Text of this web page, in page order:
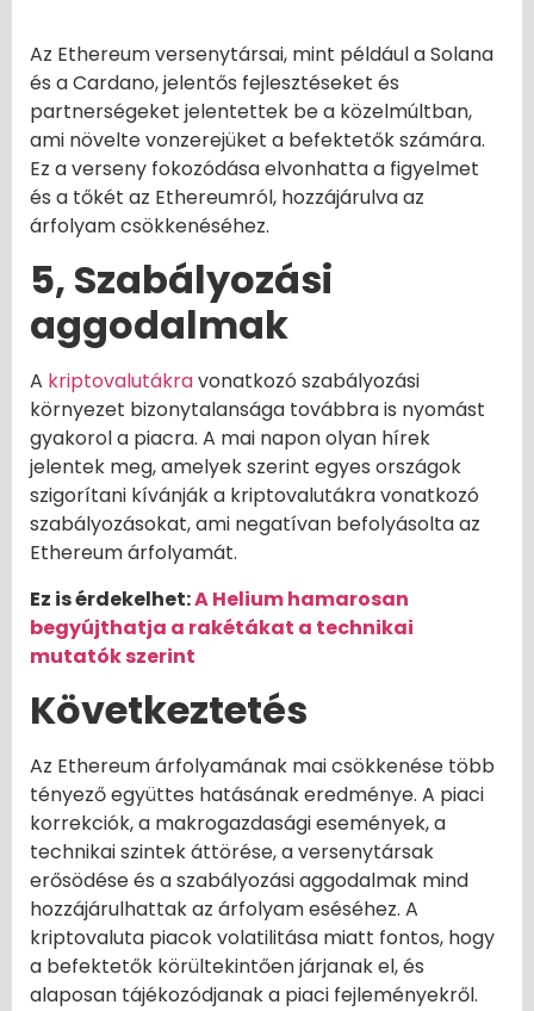
Az Ethereum versenytársai, mint például a Solana
és a Cardano, jelentős fejlesztéseket és
partnerségeket jelentettek be a közelmúltban,
ami növelte vonzerejüket a befektetők számára.
Ez a verseny fokozódása elvonhatta a figyelmet
és a tőkét az Ethereumról, hozzájárulva az
árfolyam csökkenéséhez.
5, Szabályozási
aggodalmak
A kriptovalutákravonatkozó szabályozási
környezet bizonytalansága továbbra is nyomást
gyakorol a piacra. A mai napon olyan hírek
jelentek meg, amelyek szerint egyes országok
szigorítani kívánják a kriptovalutákra vonatkozó
szabályozásokat, ami negatívan befolyásolta az
Ethereum árfolyamát.
Ez is érdekelhet:A Helium hamarosan
begyújthatja a rakétákat a technikai
mutatók szerint
Következtetés
Az Ethereum árfolyamának mai csökkenése több
tényező együttes hatásának eredménye. A piaci
korrekciók, a makrogazdasági események, a
technikai szintek áttörése, a versenytársak
erősödése és a szabályozási aggodalmak mind
hozzájárulhattak az árfolyam eséséhez. A
kriptovaluta piacok volatilitása miatt fontos, hogy
a befektetők körültekintően járjanak el, és
alaposan tájékozódjanak a piaci fejleményekről.